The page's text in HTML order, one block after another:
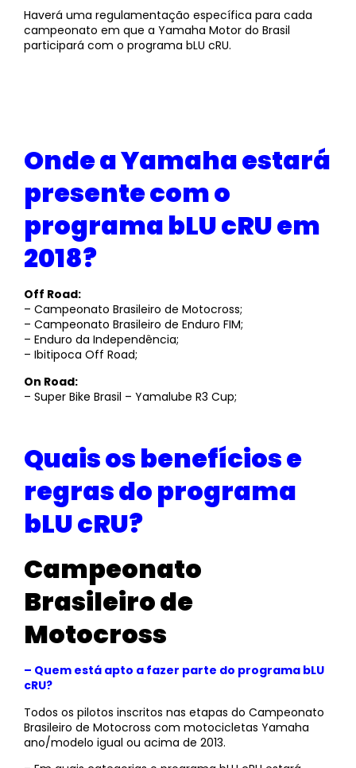
Haverá uma regulamentação específica para cada
campeonato em que a Yamaha Motor do Brasil
participará com o programa bLU cRU.
Onde a Yamaha estará
presente com o
programa bLU cRU em
2018?
Off Road:
– Campeonato Brasileiro de Motocross;
– Campeonato Brasileiro de Enduro FIM;
– Enduro da Independência;
– Ibitipoca Off Road;
On Road:
– Super Bike Brasil – Yamalube R3 Cup;
Quais os benefícios e
regras do programa
bLU cRU?
Campeonato
Brasileiro de
Motocross
– Quem está apto a fazer parte do programa bLU
cRU?
Todos os pilotos inscritos nas etapas do Campeonato
Brasileiro de Motocross com motocicletas Yamaha
ano/modelo igual ou acima de 2013.